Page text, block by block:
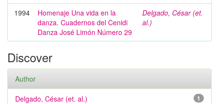
1994
Homenaje Una vida en la
danza. Cuadernos del Cenidi
Danza José Limón Número 29
Delgado, César (et.
al.)
Discover
Author
1
Delgado, César (et. al.)